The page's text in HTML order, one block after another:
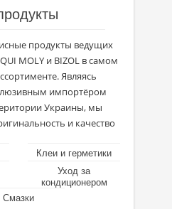
Tec
Tec
продукты ведущих
MOLY и BIZOL в самом
Являясь
импортёром
Украины, мы
и качество
Клеи и герметики
Уход за
кондиционером
Смазки